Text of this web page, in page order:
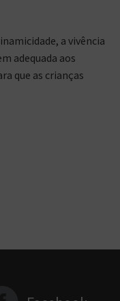
a vivência
adequada aos
que as crianças